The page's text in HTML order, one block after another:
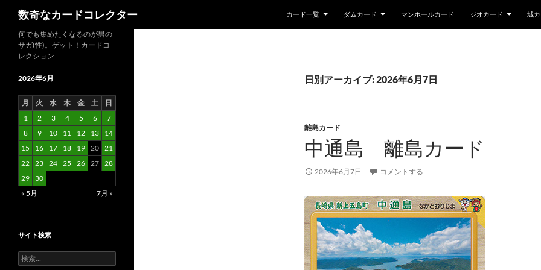
数奇なカードコレクター カード一覧 ダムカード マンホールカード ジオカード 城
日別アーカイブ: 2026年6月7日
離島カード
中通島 離島カード
2026年6月7日 コメントする
何でも集めたくなるのが男の
サガ(性)。ゲット！カードコ
レクション
2026年6月
月 火 水 木 金 土
日
1
2 3 4 5 6
7
8
9 10 11 12 13
14
15
16 17 18 19 20 21
22 23 24 25 26 27 28
29
30
« 5月
7月 »
サイト検索
検
索: